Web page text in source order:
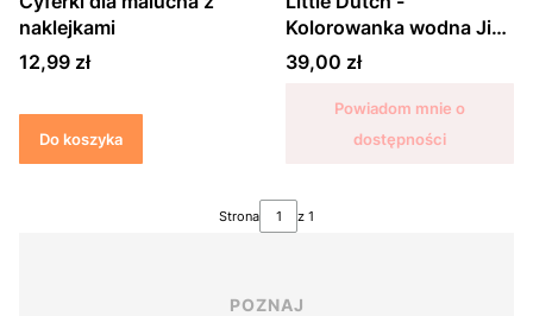
naklejkami
Cena
12,99 zł
Do koszyka
Kolorowanka wodna Jim
& Friends
Cena
39,00 zł
Powiadom mnie o
dostępności
Strona z 1
POZNAJ